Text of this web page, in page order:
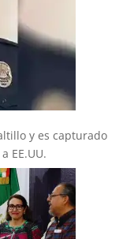
y es capturado
EE.UU.